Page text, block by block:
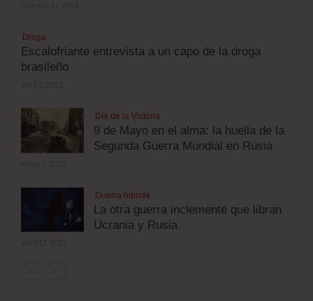
Droga
Escalofriante entrevista a un capo de la droga
brasileño
Día de la Victoria
9 de Mayo en el alma: la huella de la
Segunda Guerra Mundial en Rusia
Guerra híbrida
La otra guerra inclemente que libran
Ucrania y Rusia